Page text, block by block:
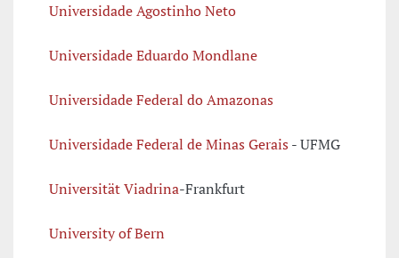
Universidade Agostinho Neto
Universidade Eduardo Mondlane
Universidade Federal do Amazonas
Universidade Federal de Minas Gerais - UFMG
Universität Viadrina-Frankfurt
University of Bern